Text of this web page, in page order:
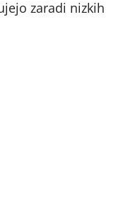
zaradi nizkih